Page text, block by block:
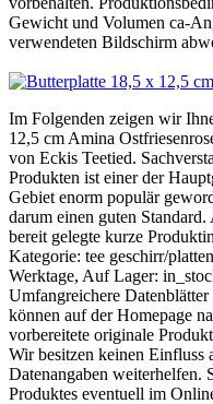
Gewicht und Volumen ca-
verwendeten Bildschirm
Im Folgenden zeigen wir
12,5 cm Amina
von Eckis Teetied.
Produkten ist einer der
Gebiet enorm populär
darum einen guten
bereit gelegte kurze
Kategorie: tee geschirr/
Werktage, Auf Lager:
Umfangreichere
können auf der Homepage
vorbereitete originale
Wir besitzen keinen Einfluss
Datenangaben weiterhelfen.
Produktes eventuell im